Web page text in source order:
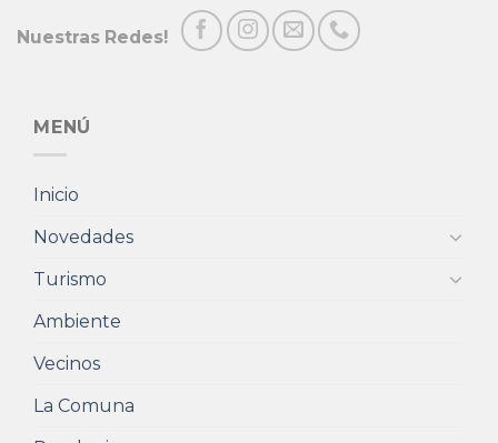
Nuestras Redes!
MENÚ
Inicio
Novedades
Turismo
Ambiente
Vecinos
La Comuna